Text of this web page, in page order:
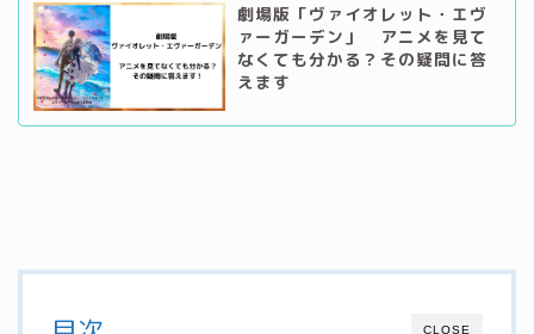
劇場版「ヴァイオレット・エヴ
ァーガーデン」 アニメを見て
なくても分かる？その疑問に答
えます
CLOSE